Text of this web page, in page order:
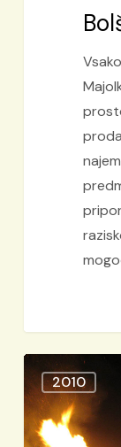
Prvomajsko
kresovanje
2010